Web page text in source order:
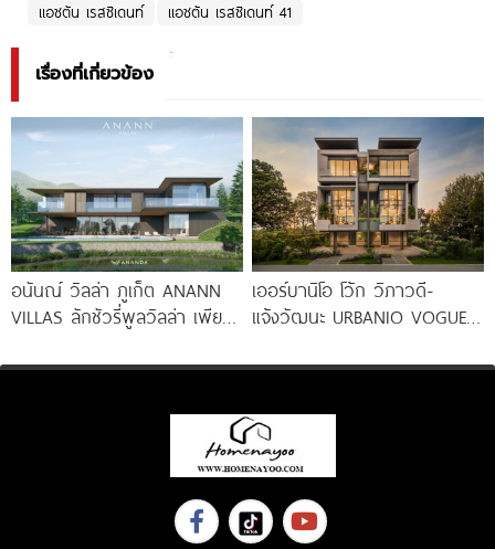
แอชตัน เรสซิเดนท์
แอชตัน เรสซิเดนท์ 41
เรื่องที่เกี่ยวข้อง
อนันณ์ วิลล่า ภูเก็ต ANANN
VILLAS ลักชัวรี่พูลวิลล่า เพียง
เออร์บานิโอ โว้ก วิภาวดี-
แจ้งวัฒนะ URBANIO VOGUE
วิลล่าหรูพร้อมลิฟต์ บนทำเล